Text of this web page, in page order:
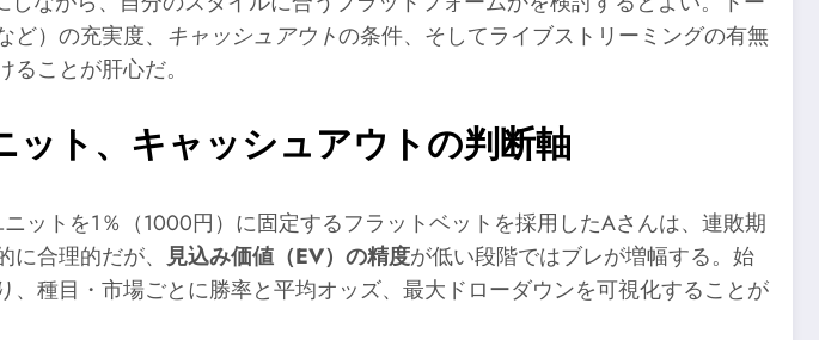
）の充実度、 キャッシュアウトの条件、そしてライブストリーミングの有無
ことが肝心だ。
ット、キャッシュアウトの判断軸
ットを1％（1000円）に固定するフラットベットを採用したAさんは、連敗期
合理的だが、 見込み価値（EV）の精度が低い段階ではブレが増幅する。始
種目・市場ごとに勝率と平均オッズ、最大ドローダウンを可視化することが